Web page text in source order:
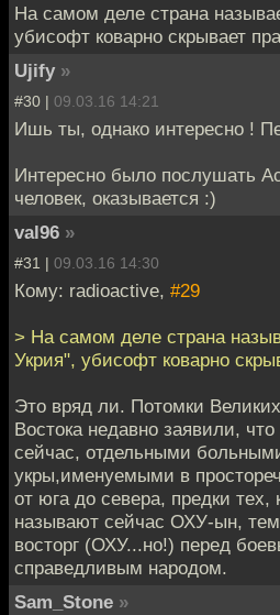
На самом деле страна
убисофт коварно скрывает
Ujify »
#30 | 09.03.16 14:21
Ишь ты, однако интересно !
Интересно было послушать
человек, оказывается :)
val96 »
#31 | 09.03.16 14:30
Кому: radioactive, #29
> На самом деле страна
Укрия", убисофт коварно
Это вряд ли. Потомки
Востока недавно заявили,
сейчас, отдельными
укры,именуемыми в
от юга до севера, предки тех,
называют сейчас ОХУ-ын,
восторг (ОХУ...но!) перед
справедливым народом.
Sam_Stone »